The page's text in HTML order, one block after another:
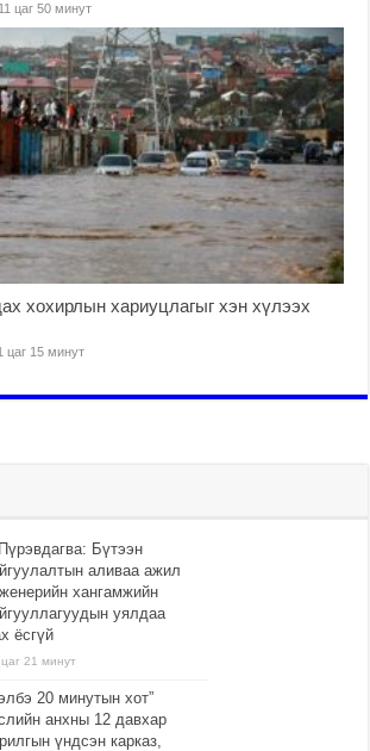
цаг 50 минут
хохирлын хариуцлагыг хэн хүлээх
цаг 15 минут
Бүтээн
аливаа ажил
хангамжийн
уялдаа
ёсгүй
21 минут
20 минутын хот”
анхны 12 давхар
үндсэн карказ,